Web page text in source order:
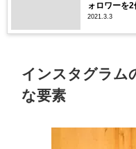
ォロワーを
2021.3.3
インスタグラム
な要素